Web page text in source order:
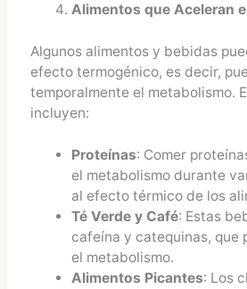
Alimentos que Aceleran
Algunos alimentos y bebidas
efecto termogénico, es decir,
temporalmente el metabolismo.
incluyen:
Proteínas: Comer
el metabolismo durante
al efecto térmico de los
Té Verde y Café: Estas
cafeína y catequinas, que
el metabolismo.
Alimentos Picantes: Los